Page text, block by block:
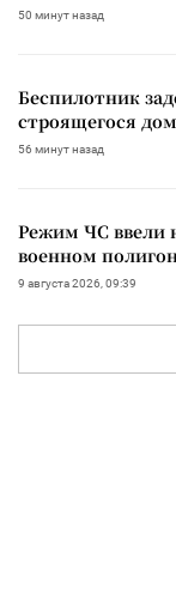
50 минут назад
Беспилотник
строящегося
56 минут назад
Режим ЧС ввели
военном
9 августа 2026, 09:39